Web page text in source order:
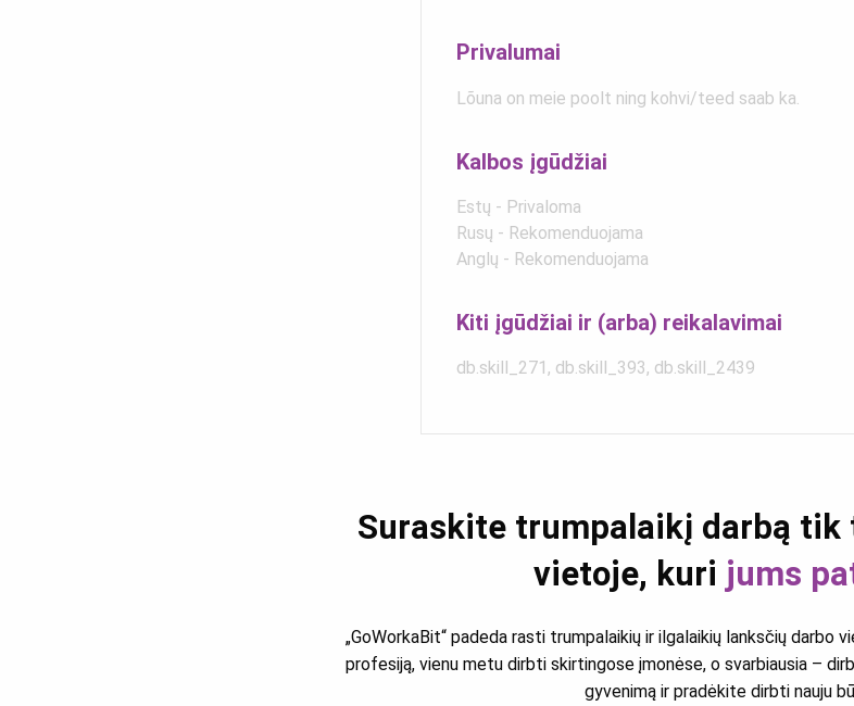
Privalumai
Lõuna on meie poolt ning kohvi/teed saab ka.
Kalbos įgūdžiai
Estų - Privaloma
Rusų - Rekomenduojama
Anglų - Rekomenduojama
Kiti įgūdžiai ir (arba) reikalavimai
db.skill_271, db.skill_393, db.skill_2439
Suraskite trumpalaikį darbą
vietoje, kuri jums
„GoWorkaBit“ padeda rasti trumpalaikių ir ilgalaikių lanksčių darbo
profesiją, vienu metu dirbti skirtingose įmonėse, o svarbiausia –
gyvenimą ir pradėkite dirbti nauju